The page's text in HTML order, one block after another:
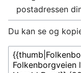
postadressen
Du kan se og